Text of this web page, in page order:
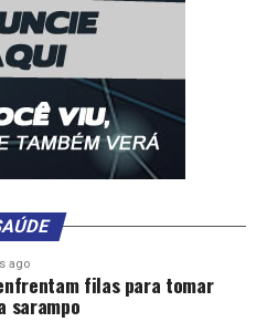
ago
filas para tomar
sarampo